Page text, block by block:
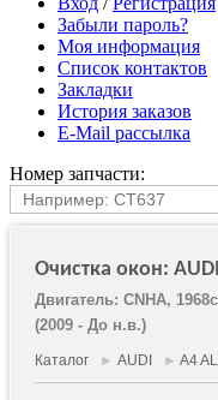
Забыли пароль?
Моя информация
Список контактов
Закладки
История заказов
E-Mail рассылка
Номер запчасти:
Очистка окон:
Двигатель: CNHA,
(2009 - До н.в.)
Каталог ► AUDI ► A4